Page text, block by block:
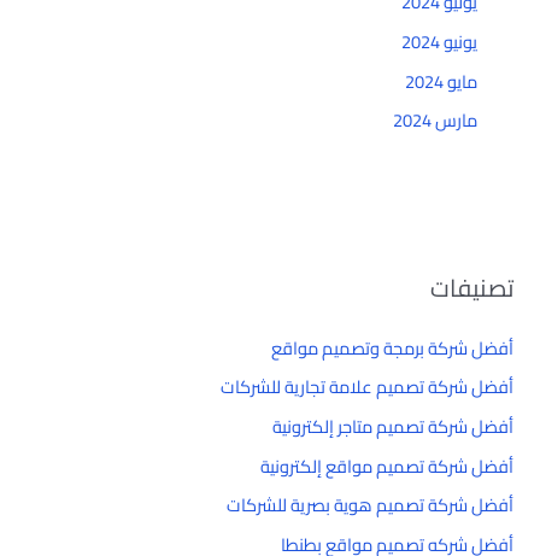
يونيو 2024
مايو 2024
مارس 2024
تصنيفات
أفضل شركة برمجة وتصميم مواقع
أفضل شركة تصميم علامة تجارية للشركات
أفضل شركة تصميم متاجر إلكترونية
أفضل شركة تصميم مواقع إلكترونية
أفضل شركة تصميم هوية بصرية للشركات
أفضل شركه تصميم مواقع بطنطا